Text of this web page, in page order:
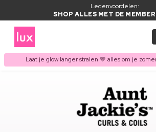
Ledenvoordelen:
SHOP ALLES MET DE
Laat je glow langer stralen 🤎 alles om je